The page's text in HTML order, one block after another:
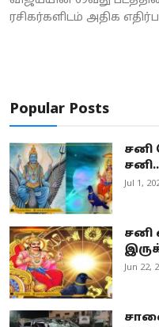
ரசிகர்களிடம் அதிக
Popular Posts
சனி
Jul 1,
சனி
Jun 22,